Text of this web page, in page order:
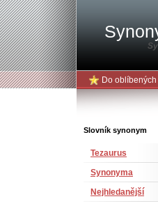
Do oblíbených
Slovník synonym
Tezaurus
Synonyma
Nejhledanější